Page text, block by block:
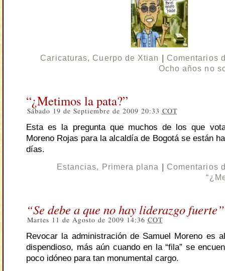
Caricaturas, Cuerpo de Xtian
Comentarios
Ocho años no
“¿Metimos la pata?”
Sábado 19 de Septiembre de 2009 20:33 COT
Esta es la pregunta que muchos de los que
Moreno Rojas para la alcaldía de Bogotá se están
días.
Estancias, Primera plana
Comentarios
“Se debe a que no hay liderazgo fuerte”
Martes 11 de Agosto de 2009 14:36 COT
Revocar la administración de Samuel Moreno es
dispendioso, más aún cuando en la “fila” se
poco idóneo para tan monumental cargo.